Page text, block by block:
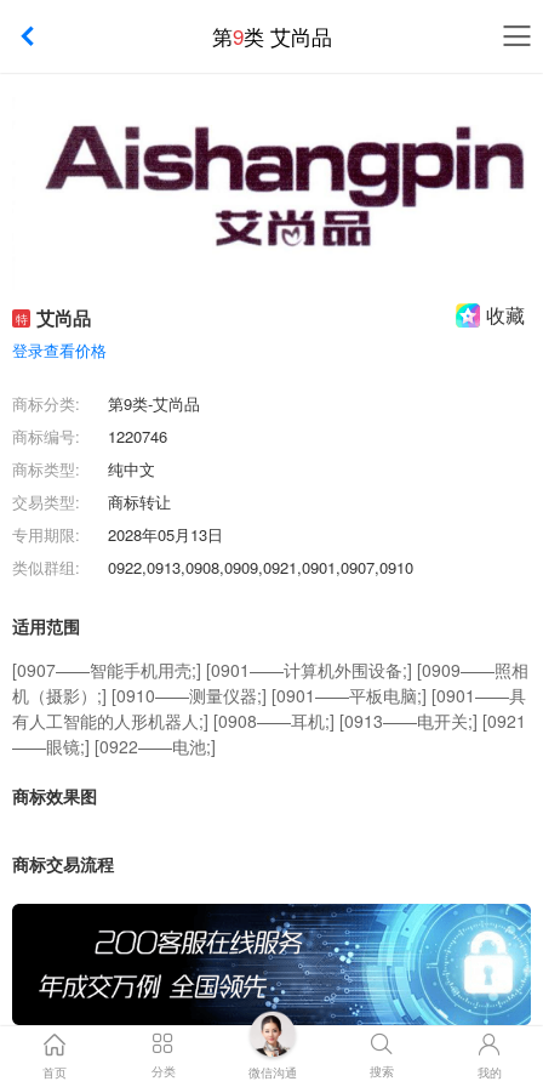
第9类 艾尚品
特 艾尚品 收藏
登录查看价格
商标分类:
第9类-艾尚品
商标编号:
1220746
商标类型:
纯中文
交易类型:
商标转让
专用期限:
2028年05月13日
类似群组:
0922,0913,0908,0909,0921,0901,0907,0910
适用范围
[0907——智能手机用壳;] [0901——计算机外围设备;] [0909——照相
机（摄影）;] [0910——测量仪器;] [0901——平板电脑;] [0901——具
有人工智能的人形机器人;] [0908——耳机;] [0913——电开关;] [0921
——眼镜;] [0922——电池;]
商标效果图
商标交易流程
首页 分类 微信沟通 搜索 我的